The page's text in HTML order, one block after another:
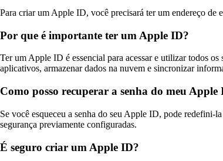
Para criar um Apple ID, você precisará ter um endereço
Por que é importante ter um Apple ID?
Ter um Apple ID é essencial para acessar e utilizar todos
aplicativos, armazenar dados na nuvem e sincronizar
Como posso recuperar a senha do meu Apple
Se você esqueceu a senha do seu Apple ID, pode redefini-
segurança previamente configuradas.
É seguro criar um Apple ID?